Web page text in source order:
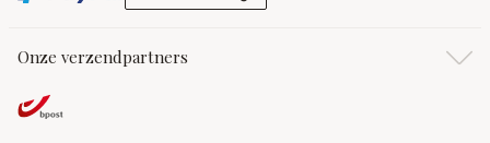
Onze verzendpartners